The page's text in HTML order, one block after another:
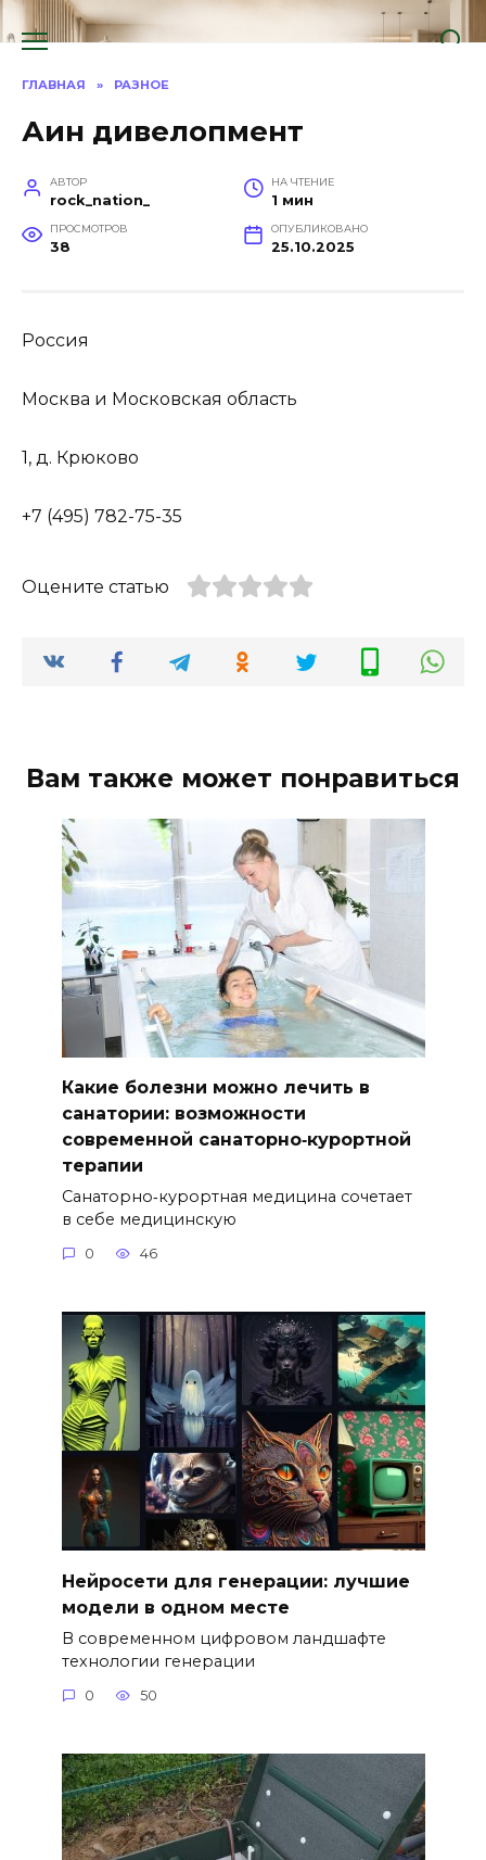
Перейти
к
ГЛАВНАЯ » РАЗНОЕ
Аин дивелопмент
АВТОР
rock_nation_
НА ЧТЕНИЕ
1 мин
ПРОСМОТРОВ
38
ОПУБЛИКОВАНО
25.10.2025
Россия
Москва и Московская область
1, д. Крюково
+7 (495) 782-75-35
Оцените статью
Вам также может понравиться
Какие болезни можно лечить в
санатории: возможности
современной санаторно‑курортной
терапии
Санаторно‑курортная медицина сочетает
в себе медицинскую
0 46
Нейросети для генерации: лучшие
модели в одном месте
В современном цифровом ландшафте
технологии генерации
0 50